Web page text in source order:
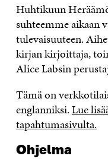
Huhtikuun
suhteemme aikaan
tulevaisuuteen.
kirjan kirjoittaja,
Alice Labsin
Tämä on
englanniksi.Lue
tapahtumasivulta.
Ohjelma